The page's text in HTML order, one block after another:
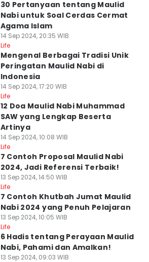
30 Pertanyaan tentang Maulid
Nabi untuk Soal Cerdas Cermat
Agama Islam
14 Sep 2024, 20:35 WIB
Life
Mengenal Berbagai Tradisi Unik
Peringatan Maulid Nabi di
Indonesia
14 Sep 2024, 17:20 WIB
Life
12 Doa Maulid Nabi Muhammad
SAW yang Lengkap Beserta
Artinya
14 Sep 2024, 10:08 WIB
Life
7 Contoh Proposal Maulid Nabi
2024, Jadi Referensi Terbaik!
13 Sep 2024, 14:50 WIB
Life
7 Contoh Khutbah Jumat Maulid
Nabi 2024 yang Penuh Pelajaran
13 Sep 2024, 10:05 WIB
Life
6 Hadis tentang Perayaan Maulid
Nabi, Pahami dan Amalkan!
13 Sep 2024, 09:03 WIB